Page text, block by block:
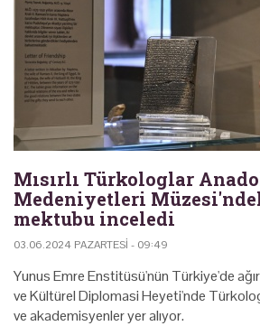
Mısırlı Türkologlar
Medeniyetleri
mektubu inceledi
03.06.2024 PAZARTESI - 09:49
Yunus Emre Enstitüsü'nün Türkiye'de
ve Kültürel Diplomasi Heyeti'nde
ve akademisyenler yer alıyor.